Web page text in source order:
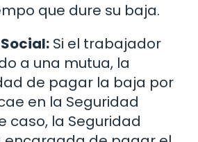
que dure su baja.
Si el trabajador
a una mutua, la
de pagar la baja por
en la Seguridad
caso, la Seguridad